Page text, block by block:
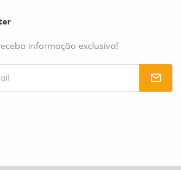
informação exclusiva!